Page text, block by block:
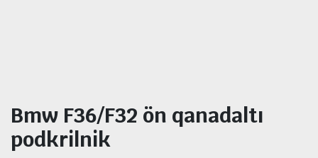
Bmw F36/F32 ön qanadaltı
podkrilnik